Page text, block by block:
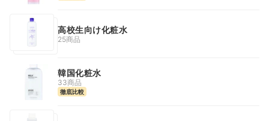
高校生向け化粧水
25商品
韓国化粧水
33商品
徹底比較